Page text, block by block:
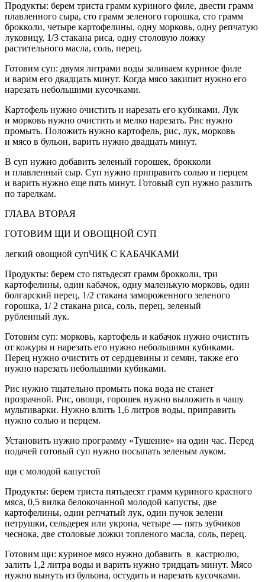
Продукты: берем триста грамм куриного филе, двести грамм
плавленного сыра, сто грамм зеленого горошка, сто грамм
брокколи, четыре картофелины, одну морковь, одну репчатую
луковицу, 1/3 стакана риса, одну столовую ложку
растительного масла, соль, перец.
Готовим суп: двумя литрами воды заливаем куриное филе
и варим его двадцать минут. Когда мясо закипит нужно его
нарезать небольшими кусочками.
Картофель нужно очистить и нарезать его кубиками. Лук
и морковь нужно очистить и мелко нарезать. Рис нужно
промыть. Положить нужно картофель, рис, лук, морковь
и мясо в бульон, варить нужно двадцать минут.
В суп нужно добавить зеленый горошек, брокколи
и плавленный сыр. Суп нужно приправить солью и перцем
и варить нужно еще пять минут. Готовый суп нужно разлить
по тарелкам.
ГЛАВА ВТОРАЯ
ГОТОВИМ ЩИ И ОВОЩНОЙ СУП
легкий овощной супЧИК С КАБАЧКАМИ
Продукты: берем сто пятьдесят грамм брокколи, три
картофелины, один кабачок, одну маленькую морковь, один
болгарский перец, 1/2 стакана замороженного зеленого
горошка, 1/ 2 стакана риса, соль, перец, зеленый
рубленный лук.
Готовим суп: морковь, картофель и кабачок нужно очистить
от кожуры и нарезать его нужно небольшими кубиками.
Перец нужно очистить от сердцевины и семян, также его
нужно нарезать небольшими кубиками.
Рис нужно тщательно промыть пока вода не станет
прозрачной. Рис, овощи, горошек нужно выложить в чашу
мультиварки. Нужно влить 1,6 литров воды, приправить
нужно солью и перцем.
Установить нужно программу «Тушение» на один час. Перед
подачей готовый суп нужно посыпать зеленым луком.
щи с молодой капустой
Продукты: берем триста пятьдесят грамм куриного красного
мяса, 0,5 вилка белокочанной молодой капусты, две
картофелины, один репчатый лук, один пучок зелени
петрушки, сельдерея или укропа, четыре — пять зубчиков
чеснока, две столовые ложки топленого масла, соль, перец.
Готовим щи: куриное мясо нужно добавить в кастрюлю,
залить 1,2 литра воды и варить нужно тридцать минут. Мясо
нужно вынуть из бульона, остудить и нарезать кусочками.